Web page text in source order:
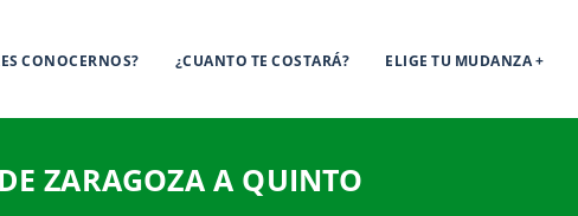
CONOCERNOS? ¿CUANTO TE COSTARÁ? ELIGE TU MUDANZA
ZARAGOZA A QUINTO